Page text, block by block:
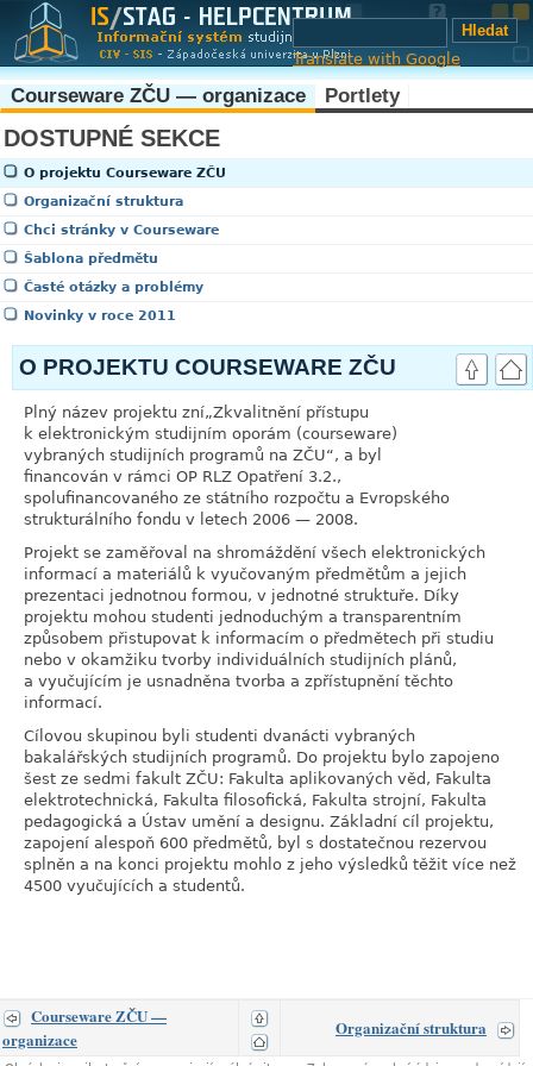
Translate with Google
Courseware ZČU — organizace Portlety
DOSTUPNÉ SEKCE
O projektu Courseware ZČU
Organizační struktura
Chci stránky v Courseware
Šablona předmětu
Časté otázky a problémy
Novinky v roce 2011
O PROJEKTU COURSEWARE ZČU
Plný název projektu zní„Zkvalitnění přístupu
k elektronickým studijním oporám (courseware)
vybraných studijních programů na ZČU“, a byl
financován v rámci OP RLZ Opatření 3.2.,
spolufinancovaného ze státního rozpočtu a Evropského
strukturálního fondu v letech 2006 — 2008.
Projekt se zaměřoval na shromáždění všech elektronických
informací a materiálů k vyučovaným předmětům a jejich
prezentaci jednotnou formou, v jednotné struktuře. Díky
projektu mohou studenti jednoduchým a transparentním
způsobem přistupovat k informacím o předmětech při studiu
nebo v okamžiku tvorby individuálních studijních plánů,
a vyučujícím je usnadněna tvorba a zpřístupnění těchto
informací.
Cílovou skupinou byli studenti dvanácti vybraných
bakalářských studijních programů. Do projektu bylo zapojeno
šest ze sedmi fakult ZČU: Fakulta aplikovaných věd, Fakulta
elektrotechnická, Fakulta filosofická, Fakulta strojní, Fakulta
pedagogická a Ústav umění a designu. Základní cíl projektu,
zapojení alespoň 600 předmětů, byl s dostatečnou rezervou
splněn a na konci projektu mohlo z jeho výsledků těžit více než
4500 vyučujících a studentů.
Courseware ZČU —
organizace
Organizační struktura